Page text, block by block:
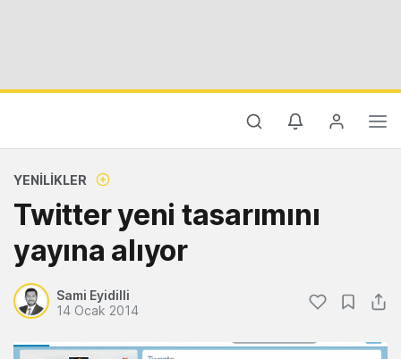
YENILIKLER
Twitter yeni tasarımını
yayına alıyor
Sami Eyidilli
14 Ocak 2014